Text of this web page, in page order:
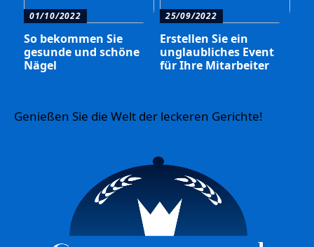
01/10/2022
So bekommen Sie
gesunde und schöne
Nägel
25/09/2022
Erstellen Sie ein
unglaubliches Event
für Ihre Mitarbeiter
Genießen Sie die Welt der leckeren Gerichte!